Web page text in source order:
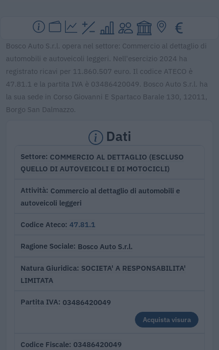
Bosco Auto S.r.l. opera nel settore: Commercio al dettaglio di
automobili e autoveicoli leggeri. Nell'esercizio 2024 ha
registrato ricavi per 11.860.507 euro. Il codice ATECO è
47.81.1 e la partita IVA è 03486420049. Bosco Auto S.r.l. ha
la sua sede in Corso Giovanni E Spartaco Barale 130, 12011,
Borgo San Dalmazzo.
Dati
Settore COMMERCIO AL DETTAGLIO (ESCLUSO
QUELLO DI AUTOVEICOLI E DI MOTOCICLI)
Attività Commercio al dettaglio di automobili e
autoveicoli leggeri
Codice Ateco 47.81.1
Ragione Sociale Bosco Auto S.r.l.
Natura Giuridica SOCIETA' A RESPONSABILITA'
LIMITATA
Partita IVA 03486420049
Acquista visura
Codice Fiscale 03486420049